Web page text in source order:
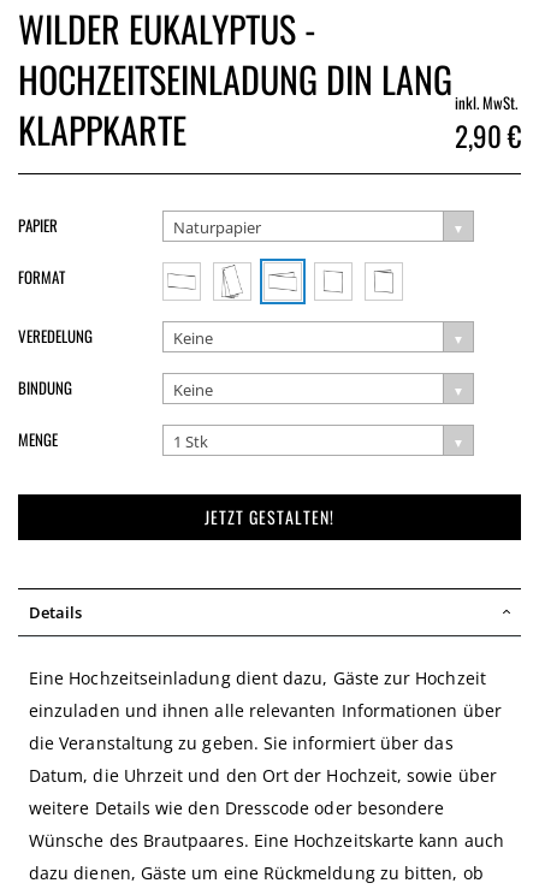
WILDER EUKALYPTUS -
HOCHZEITSEINLADUNG DIN LANG
KLAPPKARTE
inkl. MwSt.
2,90 €
MENGE 1 Stk
PAPIER Naturpapier
FORMAT
VEREDELUNG Keine
BINDUNG Keine
JETZT GESTALTEN!
Details
Eine Hochzeitseinladung dient dazu, Gäste zur Hochzeit
einzuladen und ihnen alle relevanten Informationen über
die Veranstaltung zu geben. Sie informiert über das
Datum, die Uhrzeit und den Ort der Hochzeit, sowie über
weitere Details wie den Dresscode oder besondere
Wünsche des Brautpaares. Eine Hochzeitskarte kann auch
dazu dienen, Gäste um eine Rückmeldung zu bitten, ob